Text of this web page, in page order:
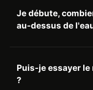
Je débute,
au-dessus de
Puis-je essayer
?